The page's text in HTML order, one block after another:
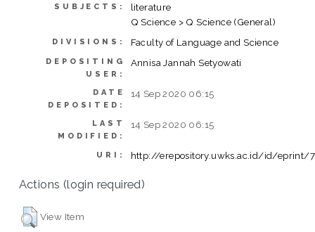
SUBJECTS:
literature
Q Science > Q Science (General)
DIVISIONS: Faculty of Language and Science
DEPOSITING
USER:
Annisa Jannah Setyowati
DATE
DEPOSITED:
14 Sep 2020 06:15
LAST
MODIFIED:
14 Sep 2020 06:15
URI: http://erepository.uwks.ac.id/id/eprint/
Actions (login required)
View Item